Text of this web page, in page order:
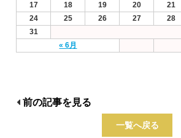
« 6月
17
18 19 20 21
24
25 26 27 28
31
前の記事を見る
一覧へ戻る